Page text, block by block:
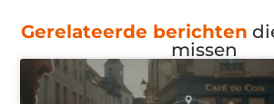
Gerelateerde berichten
missen